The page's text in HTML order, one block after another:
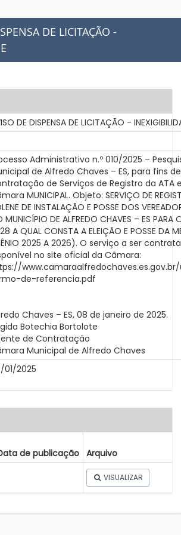
DE LICITAÇÃO -
DE DISPENSA DE LICITAÇÃO -
Administrativo n.º 010/2025 –
de Alfredo Chaves – ES, para fins de
de Serviços de Registro da
MUNICIPAL. Objeto: SERVIÇO DE
DE INSTALAÇÃO E POSSE DOS
MUNICÍPIO DE ALFREDO CHAVES – ES
A QUAL CONSTA A ELEIÇÃO E POSSE DA
2025 A 2026). O serviço a ser
no site oficial da Câmara:
de-referencia.pdf
Chaves – ES, 08 de janeiro de 2025.
Botechia Bortolote
de Contratação
Municipal de Alfredo Chaves
01/2025
de publicação Arquivo
VISUALIZAR